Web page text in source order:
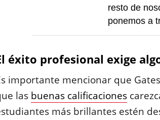
resto de
ponemos a
éxito profesional exige
importante mencionar que
las buenas calificaciones
más brillantes estén